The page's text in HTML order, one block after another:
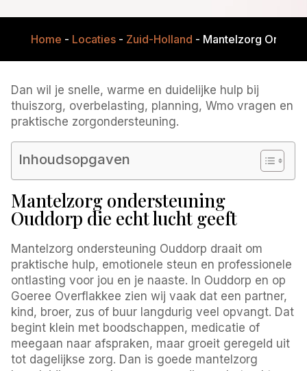
Home - Locaties- Zuid-Holland - Mantelzorg
Dan wil je snelle, warme en duidelijke hulp bij
thuiszorg, overbelasting, planning, Wmo vragen en
praktische zorgondersteuning.
Inhoudsopgaven
Mantelzorg ondersteuning
Ouddorp die echt lucht geeft
Mantelzorg ondersteuning Ouddorp draait om
praktische hulp, emotionele steun en professionele
ontlasting voor jou en je naaste. In Ouddorp en op
Goeree Overflakkee zien wij vaak dat een partner,
kind, broer, zus of buur langdurig veel opvangt. Dat
begint klein met boodschappen, medicatie of
meegaan naar afspraken, maar groeit geregeld uit
tot dagelijkse zorg. Dan is goede mantelzorg